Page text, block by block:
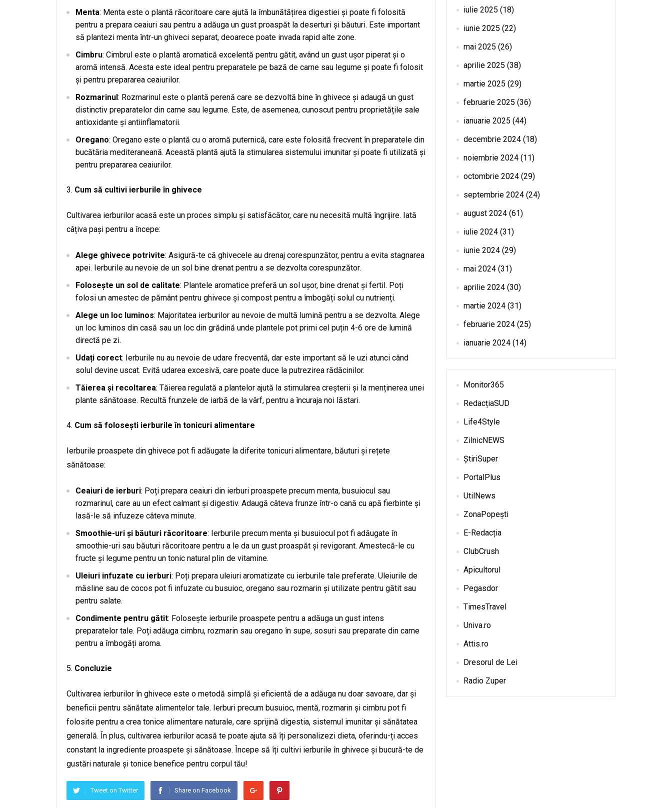
Menta: Menta este o plantă răcoritoare care ajută la îmbunătățirea digestiei și poate fi folosită
pentru a prepara ceaiuri sau pentru a adăuga un gust proaspăt la deserturi și băuturi. Este important
să plantezi menta într-un ghiveci separat, deoarece poate invada rapid alte zone.
Cimbru: Cimbrul este o plantă aromatică excelentă pentru gătit, având un gust ușor piperat și o
aromă intensă. Acesta este ideal pentru preparatele pe bază de carne sau legume și poate fi folosit
și pentru prepararea ceaiurilor.
Rozmarinul: Rozmarinul este o plantă perenă care se dezvoltă bine în ghivece și adaugă un gust
distinctiv preparatelor din carne sau legume. Este, de asemenea, cunoscut pentru proprietățile sale
antioxidante și antiinflamatorii.
Oregano: Oregano este o plantă cu o aromă puternică, care este folosită frecvent în preparatele din
bucătăria mediteraneană. Această plantă ajută la stimularea sistemului imunitar și poate fi utilizată și
pentru prepararea ceaiurilor.
Cum să cultivi ierburile în ghivece
Cultivarea ierburilor acasă este un proces simplu și satisfăcător, care nu necesită multă îngrijire. Iată
câțiva pași pentru a începe:
Alege ghivece potrivite: Asigură-te că ghivecele au drenaj corespunzător, pentru a evita stagnarea
apei. Ierburile au nevoie de un sol bine drenat pentru a se dezvolta corespunzător.
Folosește un sol de calitate: Plantele aromatice preferă un sol ușor, bine drenat și fertil. Poți
folosi un amestec de pământ pentru ghivece și compost pentru a îmbogăți solul cu nutrienți.
Alege un loc luminos: Majoritatea ierburilor au nevoie de multă lumină pentru a se dezvolta. Alege
un loc luminos din casă sau un loc din grădină unde plantele pot primi cel puțin 4-6 ore de lumină
directă pe zi.
Udați corect: Ierburile nu au nevoie de udare frecventă, dar este important să le uzi atunci când
solul devine uscat. Evită udarea excesivă, care poate duce la putrezirea rădăcinilor.
Tăierea și recoltarea: Tăierea regulată a plantelor ajută la stimularea creșterii și la menținerea unei
plante sănătoase. Recultă frunzele de iarbă de la vârf, pentru a încuraja noi lăstari.
Cum să folosești ierburile în tonicuri alimentare
Ierburile proaspete din ghivece pot fi adăugate la diferite tonicuri alimentare, băuturi și rețete
sănătoase:
Ceaiuri de ierburi: Poți prepara ceaiuri din ierburi proaspete precum menta, busuiocul sau
rozmarinul, care au un efect calmant și digestiv. Adaugă câteva frunze într-o cană cu apă fierbinte și
lasă-le să infuzeze câteva minute.
Smoothie-uri și băuturi răcoritoare: Ierburile precum menta și busuiocul pot fi adăugate în
smoothie-uri sau băuturi răcoritoare pentru a le da un gust proaspăt și revigorant. Amestecă-le cu
fructe și legume pentru un tonic natural plin de vitamine.
Uleiuri infuzate cu ierburi: Poți prepara uleiuri aromatizate cu ierburile tale preferate. Uleiurile de
măsline sau de cocos pot fi infuzate cu busuioc, oregano sau rozmarin și utilizate pentru gătit sau
pentru salate.
Condimente pentru gătit: Folosește ierburile proaspete pentru a adăuga un gust intens
preparatelor tale. Poți adăuga cimbru, rozmarin sau oregano în supe, sosuri sau preparate din carne
pentru a îmbogăți aroma.
Concluzie
Cultivarea ierburilor în ghivece este o metodă simplă și eficientă de a adăuga nu doar savoare, dar și
beneficii pentru sănătate alimentelor tale. Ierburi precum busuioc, mentă, rozmarin și cimbru pot fi
folosite pentru a crea tonice alimentare naturale, care sprijină digestia, sistemul imunitar și sănătatea
generală. În plus, cultivarea ierburilor acasă te poate ajuta să îți personalizezi dieta, oferindu-ți acces
constant la ingrediente proaspete și sănătoase. Începe să îți cultivi ierburile în ghivece și bucură-te de
gustări naturale și tonice benefice pentru corpul tău!
Tweet on Twitter Share on Facebook
iulie 2025 (18)
iunie 2025 (22)
mai 2025 (26)
aprilie 2025 (38)
martie 2025 (29)
februarie 2025 (36)
ianuarie 2025 (44)
decembrie 2024 (18)
noiembrie 2024 (11)
octombrie 2024 (29)
septembrie 2024 (24)
august 2024 (61)
iulie 2024 (31)
iunie 2024 (29)
mai 2024 (31)
aprilie 2024 (30)
martie 2024 (31)
februarie 2024 (25)
ianuarie 2024 (14)
Monitor365
RedacțiaSUD
Life4Style
ZilnicNEWS
ȘtiriSuper
PortalPlus
UtilNews
ZonaPopești
E-Redacția
ClubCrush
Apicultorul
Pegasdor
TimesTravel
Univa.ro
Attis.ro
Dresorul de Lei
Radio Zuper